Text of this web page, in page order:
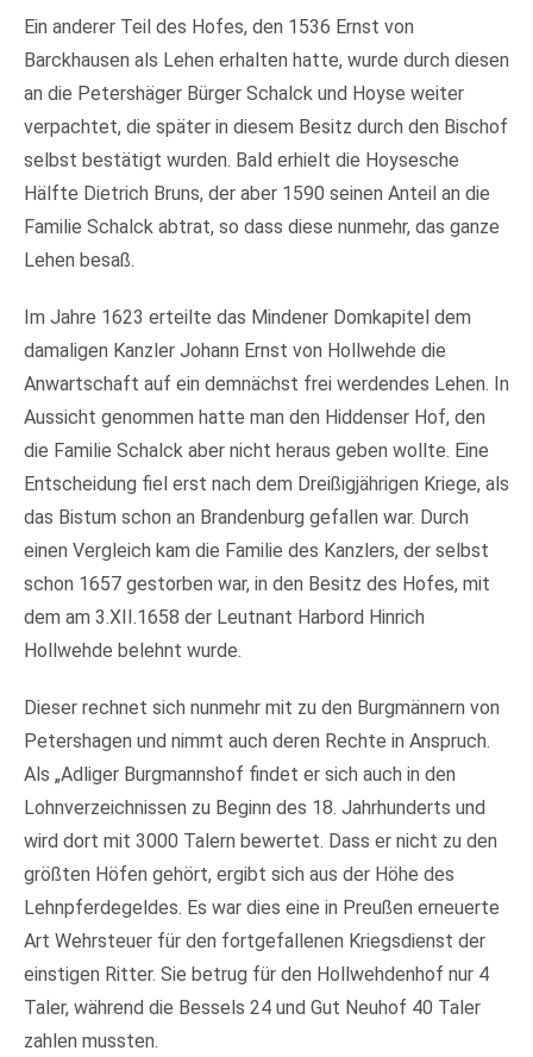
Ein anderer Teil des Hofes, den 1536 Ernst von
Barckhausen als Lehen erhalten hatte, wurde durch diesen
an die Petershäger Bürger Schalck und Hoyse weiter
verpachtet, die später in diesem Besitz durch den Bischof
selbst bestätigt wurden. Bald erhielt die Hoysesche
Hälfte Dietrich Bruns, der aber 1590 seinen Anteil an die
Familie Schalck abtrat, so dass diese nunmehr, das ganze
Lehen besaß.
Im Jahre 1623 erteilte das Mindener Domkapitel dem
damaligen Kanzler Johann Ernst von Hollwehde die
Anwartschaft auf ein demnächst frei werdendes Lehen. In
Aussicht genommen hatte man den Hiddenser Hof, den
die Familie Schalck aber nicht heraus geben wollte. Eine
Entscheidung fiel erst nach dem Dreißigjährigen Kriege, als
das Bistum schon an Brandenburg gefallen war. Durch
einen Vergleich kam die Familie des Kanzlers, der selbst
schon 1657 gestorben war, in den Besitz des Hofes, mit
dem am 3.XII.1658 der Leutnant Harbord Hinrich
Hollwehde belehnt wurde.
Dieser rechnet sich nunmehr mit zu den Burgmännern von
Petershagen und nimmt auch deren Rechte in Anspruch.
Als „Adliger Burgmannshof findet er sich auch in den
Lohnverzeichnissen zu Beginn des 18. Jahrhunderts und
wird dort mit 3000 Talern bewertet. Dass er nicht zu den
größten Höfen gehört, ergibt sich aus der Höhe des
Lehnpferdegeldes. Es war dies eine in Preußen erneuerte
Art Wehrsteuer für den fortgefallenen Kriegsdienst der
einstigen Ritter. Sie betrug für den Hollwehdenhof nur 4
Taler, während die Bessels 24 und Gut Neuhof 40 Taler
zahlen mussten.